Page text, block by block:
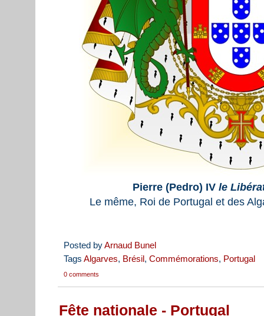
Pierre (Pedro) IVle
Le même, Roi de Portugal et des
Posted byArnaud Bunel
Tags Algarves, Brésil , Commémorations, Portugal
0 comments
Fête nationale - Portugal